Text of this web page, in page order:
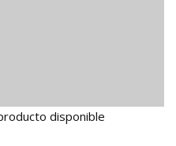
disponible